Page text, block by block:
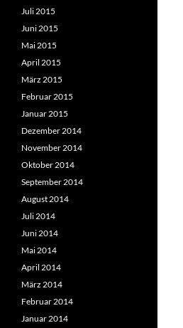
Juli 2015
Juni 2015
Mai 2015
April 2015
März 2015
Februar 2015
Januar 2015
Dezember 2014
November 2014
Oktober 2014
September 2014
August 2014
Juli 2014
Juni 2014
Mai 2014
April 2014
März 2014
Februar 2014
Januar 2014